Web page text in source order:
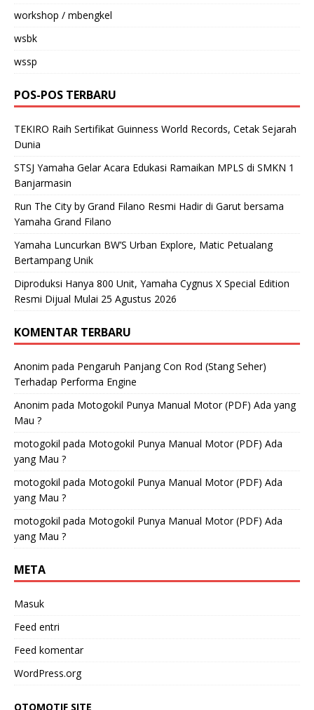
workshop / mbengkel
wsbk
wssp
POS-POS TERBARU
TEKIRO Raih Sertifikat Guinness World Records, Cetak Sejarah
Dunia
STSJ Yamaha Gelar Acara Edukasi Ramaikan MPLS di SMKN 1
Banjarmasin
Run The City by Grand Filano Resmi Hadir di Garut bersama
Yamaha Grand Filano
Yamaha Luncurkan BW’S Urban Explore, Matic Petualang
Bertampang Unik
Diproduksi Hanya 800 Unit, Yamaha Cygnus X Special Edition
Resmi Dijual Mulai 25 Agustus 2026
KOMENTAR TERBARU
Anonim pada Pengaruh Panjang Con Rod (Stang Seher)
Terhadap Performa Engine
Anonim pada Motogokil Punya Manual Motor (PDF) Ada yang
Mau ?
motogokil pada Motogokil Punya Manual Motor (PDF) Ada
yang Mau ?
motogokil pada Motogokil Punya Manual Motor (PDF) Ada
yang Mau ?
motogokil pada Motogokil Punya Manual Motor (PDF) Ada
yang Mau ?
META
Masuk
Feed entri
Feed komentar
WordPress.org
OTOMOTIF SITE